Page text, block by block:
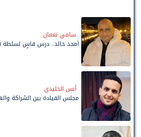
سامي نعمان
أمجد خالد.. درس قاسٍ لسلطة
أنس الخليدي
مجلس القيادة بين الشراكة